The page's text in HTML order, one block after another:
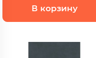
В корзину